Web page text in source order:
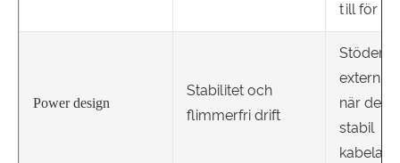
till för
Power design
Stabilitet och
flimmerfri drift
Stöder
extern
när det
stabil